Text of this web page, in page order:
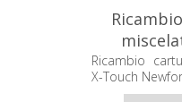
Ricambio
X-Touch